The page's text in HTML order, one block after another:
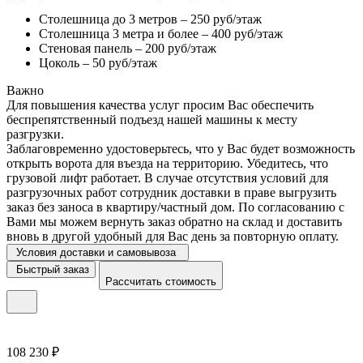
Столешница до 3 метров – 250 руб/этаж
Столешница 3 метра и более – 400 руб/этаж
Стеновая панель – 200 руб/этаж
Цоколь – 50 руб/этаж
Важно
Для повышения качества услуг просим Вас обеспечить
беспрепятственный подъезд нашей машины к месту
разгрузки.
Заблаговременно удостоверьтесь, что у Вас будет возможность
открыть ворота для въезда на территорию. Убедитесь, что
грузовой лифт работает. В случае отсутствия условий для
разгрузочных работ сотрудник доставки в праве выгрузить
заказ без заноса в квартиру/частный дом. По согласованию с
Вами мы можем вернуть заказ обратно на склад и доставить
вновь в другой удобный для Вас день за повторную оплату.
Условия доставки и самовывоза
Быстрый заказ
Рассчитать стоимость
108 230 ₽